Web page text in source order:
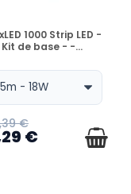
EN STOCK
1000 Strip LED -
Kit de base - -...
€
€